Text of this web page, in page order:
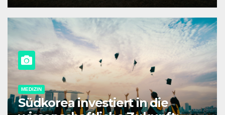
MEDIZIN
Südkorea investiert in die